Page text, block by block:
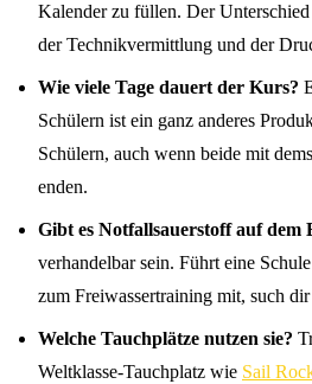
Kalender zu füllen. Der
der Technikvermittlung und der
Wie viele Tage dauert der Kurs?
Schülern ist ein ganz anderes
Schülern, auch wenn beide mit
enden.
Gibt es Notfallsauerstoff auf dem
verhandelbar sein. Führt eine
zum Freiwassertraining mit, such dir
Welche Tauchplätze nutzen sie?
Weltklasse-Tauchplatz wie Sail